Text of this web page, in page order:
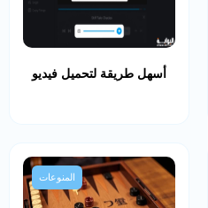
أسهل طريقة لتحميل فيديو
المنوعات